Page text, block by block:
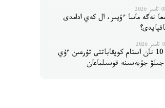
نەگە ماسا ءۇيىر، ال كەي ادامدى
استانادا 10 نان استام كوپقاباتتى تۇرعىن ءۇي
جىلۋ جۇيەسىنە قوسىلماعان